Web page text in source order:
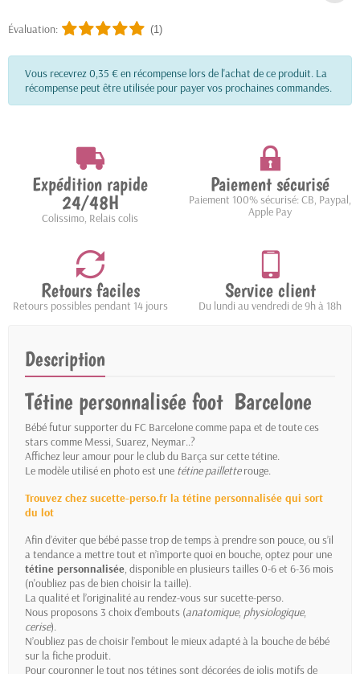
Évaluation: (1)
Vous recevrez 0,35 € en récompense lors de l'achat de ce produit. La
récompense peut être utilisée pour payer vos prochaines commandes.
Expédition rapide
24/48H
Colissimo, Relais colis
Paiement sécurisé
Paiement 100% sécurisé: CB, Paypal,
Apple Pay
Retours faciles
Retours possibles pendant 14 jours
Service client
Du lundi au vendredi de 9h à 18h
Description
Tétine personnalisée foot Barcelone
Bébé futur supporter du FC Barcelone comme papa et de toute ces
stars comme Messi, Suarez, Neymar..?
Affichez leur amour pour le club du Barça sur cette tétine.
Le modèle utilisé en photo est une tétine pailletterouge.
Trouvez chez sucette-perso.fr la tétine personnalisée qui sort
du lot
Afin d’éviter que bébé passe trop de temps à prendre son pouce, ou s’il
a tendance a mettre tout et n’importe quoi en bouche, optez pour une
tétine personnalisée, disponible en plusieurs tailles 0-6 et 6-36 mois
(n'oubliez pas de bien choisir la taille).
La qualité et l’originalité au rendez-vous sur sucette-perso.
Nous proposons 3 choix d’embouts (anatomique, physiologique,
cerise).
N’oubliez pas de choisir l’embout le mieux adapté à la bouche de bébé
sur la fiche produit.
Pour couronner le tout nos tétines sont décorées de jolis motifs de